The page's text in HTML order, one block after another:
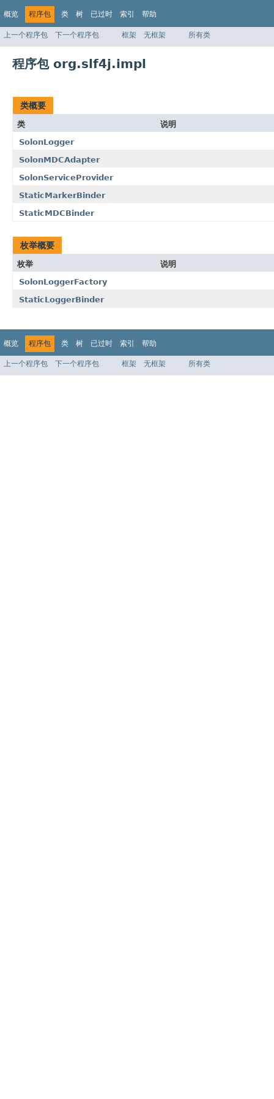
概览 程序包 类 树 已过时 索引 帮助
上一个程序包 下一个程序包 框架 无框架 所有类
程序包 org.slf4j.impl
类概要
类
说明
SolonLogger
SolonMDCAdapter
SolonServiceProvider
StaticMarkerBinder
StaticMDCBinder
枚举概要
枚举
说明
SolonLoggerFactory
StaticLoggerBinder
概览 程序包 类 树 已过时 索引 帮助
上一个程序包 下一个程序包 框架 无框架 所有类